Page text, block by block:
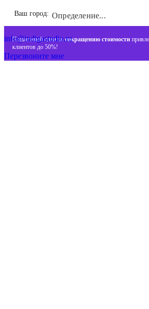
Ваш город: Определение...
Пошаговый план посокращению стоимости
клиентов до 50%!
+7 (993) 477-18-57
info@indigastudio.ru
Перезвоните мне